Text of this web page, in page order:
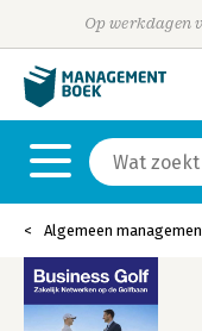
Op werkdagen
Algemeen